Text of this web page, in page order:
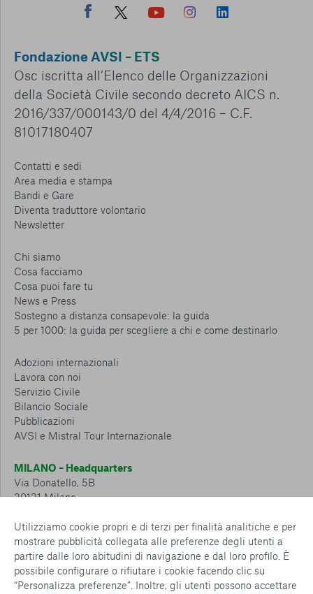
Utilizziamo cookie propri e di terzi per finalità analitiche e per
mostrare pubblicità collegata alle preferenze degli utenti a
partire dalle loro abitudini di navigazione e dal loro profilo. È
possibile configurare o rifiutare i cookie facendo clic su
“Personalizza preferenze”. Inoltre, gli utenti possono accettare
Fondazione AVSI – ETS
Osc iscritta all’Elenco delle Organizzazioni
della Società Civile secondo decreto AICS n.
2016/337/000143/0 del 4/4/2016 – C.F.
81017180407
Contatti e sedi
Area media e stampa
Bandi e Gare
Diventa traduttore volontario
Newsletter
Chi siamo
Cosa facciamo
Cosa puoi fare tu
News e Press
Sostegno a distanza consapevole: la guida
5 per 1000: la guida per scegliere a chi e come destinarlo
Adozioni internazionali
Lavora con noi
Servizio Civile
Bilancio Sociale
Pubblicazioni
AVSI e Mistral Tour Internazionale
MILANO – Headquarters
Via Donatello, 5B
20131 Milano
CESENA – Sostegno a distanza
Via Padre Vicinio da Sarsina, 216
47521 Cesena
Tel.: 0547 360 811